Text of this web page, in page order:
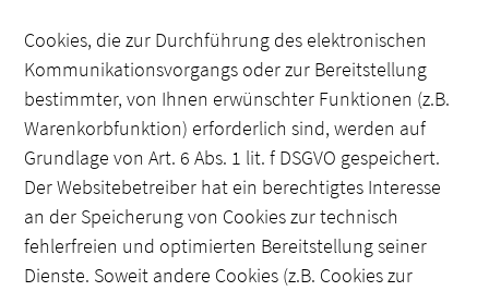
Cookies, die zur Durchführung des elektronischen
Kommunikationsvorgangs oder zur Bereitstellung
bestimmter, von Ihnen erwünschter Funktionen (z.B.
Warenkorbfunktion) erforderlich sind, werden auf
Grundlage von Art. 6 Abs. 1 lit. f DSGVO gespeichert.
Der Websitebetreiber hat ein berechtigtes Interesse
an der Speicherung von Cookies zur technisch
fehlerfreien und optimierten Bereitstellung seiner
Dienste. Soweit andere Cookies (z.B. Cookies zur